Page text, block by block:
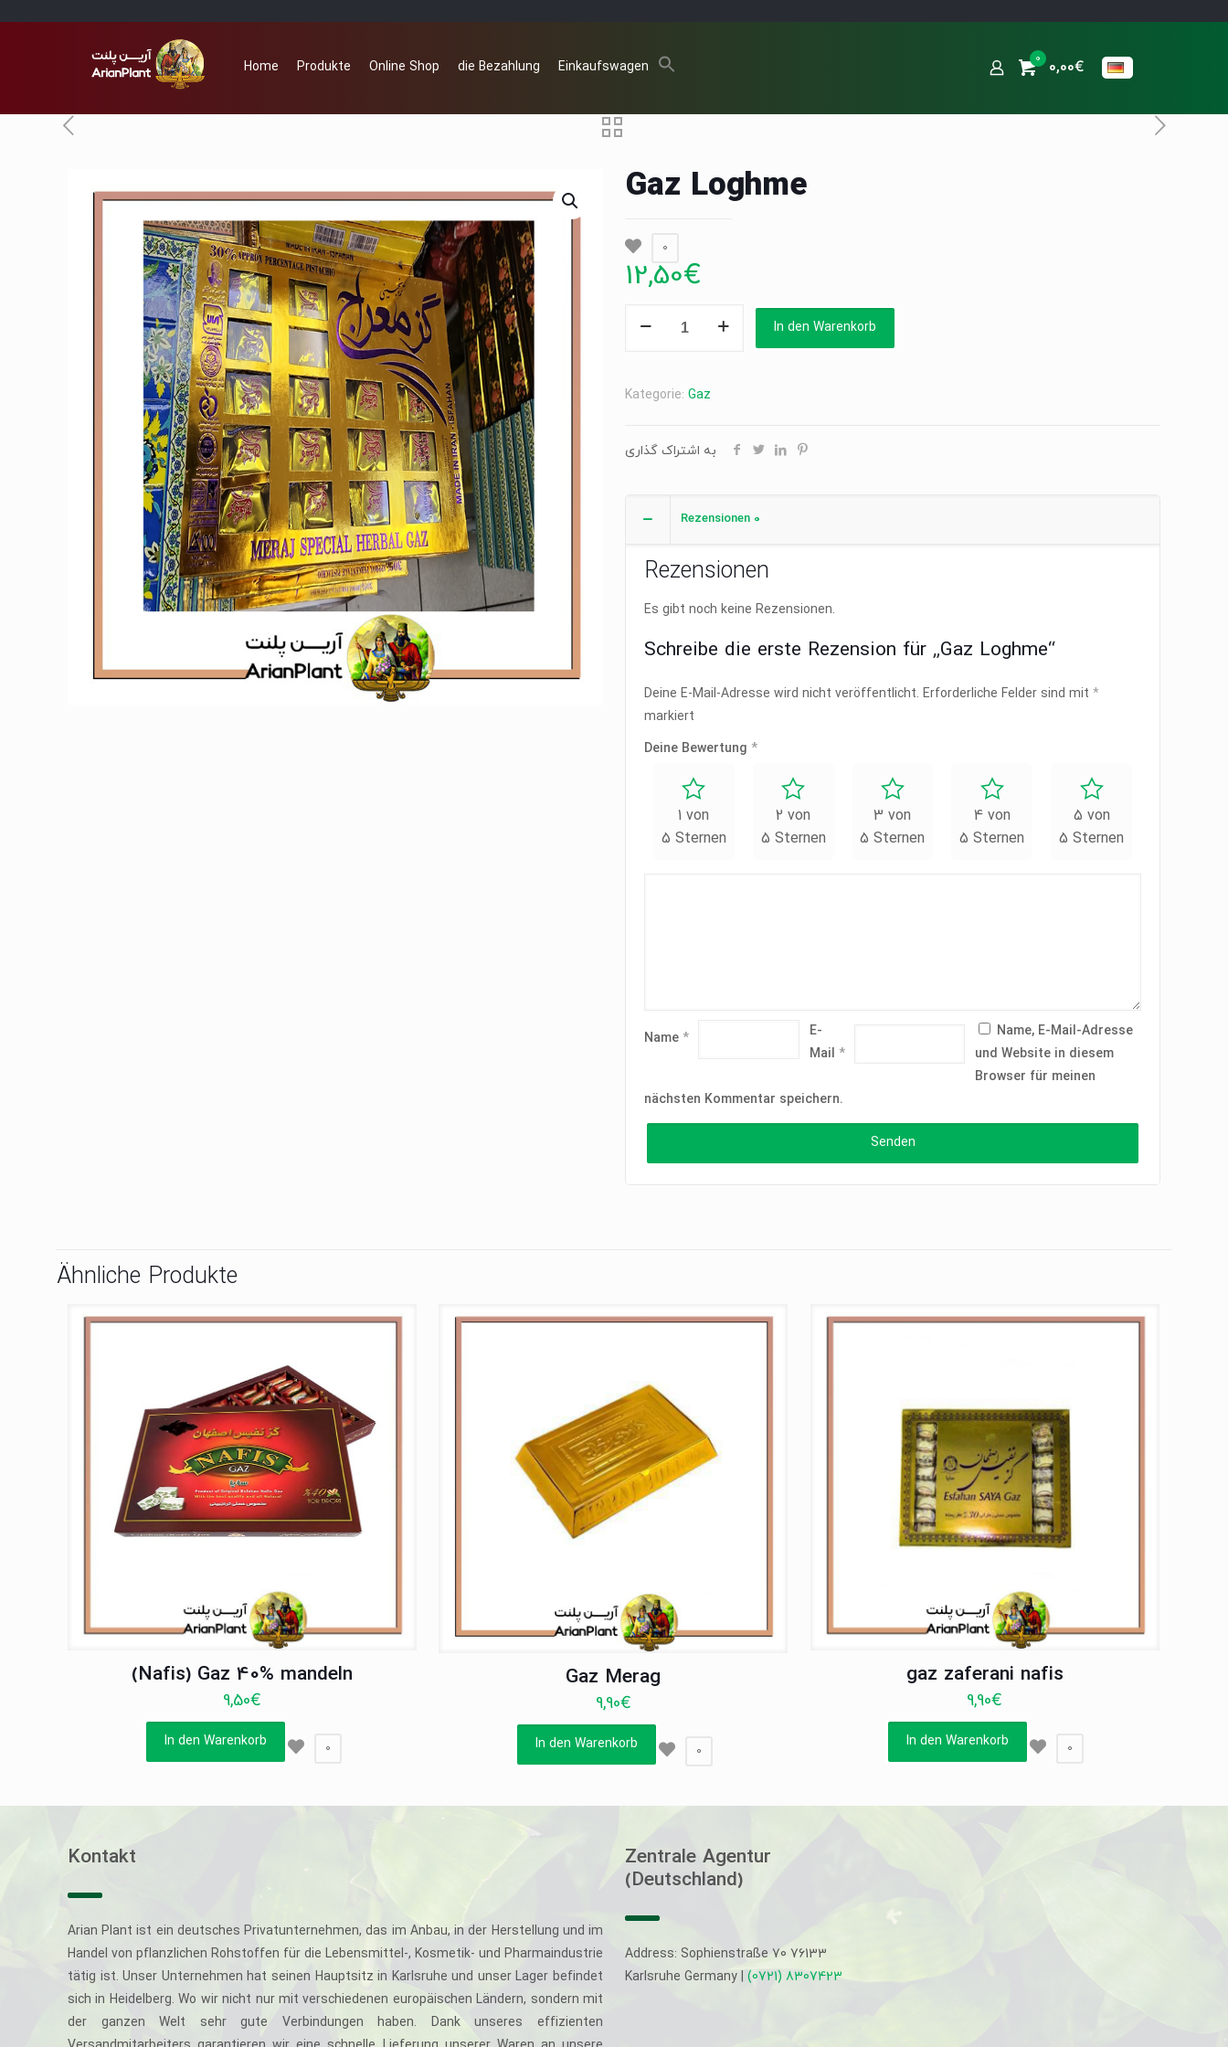
Home Produkte Online Shop die Bezahlung Einkaufswagen 0 0,00€
Gaz Loghme
0
12,50€
In den Warenkorb
Kategorie: Gaz
به اشتراک گذاری
Rezensionen 0
Rezensionen
Es gibt noch keine Rezensionen.
Schreibe die erste Rezension für „Gaz Loghme“
Deine E-Mail-Adresse wird nicht veröffentlicht. Erforderliche Felder sind mit *
markiert
Deine Bewertung *
1 von
5 Sternen
2 von
5 Sternen
3 von
5 Sternen
4 von
5 Sternen
5 von
5 Sternen
Name *
E-
Mail*
Name, E-Mail-Adresse
und Website in diesem
Browser für meinen
nächsten Kommentar speichern.
Ähnliche Produkte
(Nafis) Gaz 40% mandeln
9,50€
In den Warenkorb 0
Gaz Merag
9,90€
In den Warenkorb 0
gaz zaferani nafis
9,90€
In den Warenkorb 0
Kontakt
Arian Plant ist ein deutsches Privatunternehmen, das im Anbau, in der Herstellung und im
Handel von pflanzlichen Rohstoffen für die Lebensmittel-, Kosmetik- und Pharmaindustrie
tätig ist. Unser Unternehmen hat seinen Hauptsitz in Karlsruhe und unser Lager befindet
sich in Heidelberg. Wo wir nicht nur mit verschiedenen europäischen Ländern, sondern mit
der ganzen Welt sehr gute Verbindungen haben. Dank unseres effizienten
Zentrale Agentur
(Deutschland)
Address: Sophienstraße 70 76133
Karlsruhe Germany | (0721) 8307423